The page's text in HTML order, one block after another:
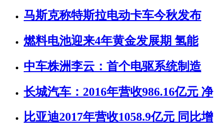
马斯克称特斯拉电动卡车今秋发布
燃料电池迎来4年黄金发展期 氢能
中车株洲李云：首个电驱系统制造
长城汽车：2016年营收986.16亿元 净
比亚迪2017年营收1058.9亿元 同比增